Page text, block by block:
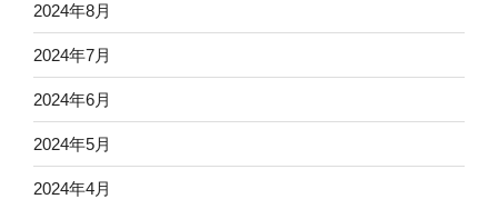
2024年8月
2024年7月
2024年6月
2024年5月
2024年4月